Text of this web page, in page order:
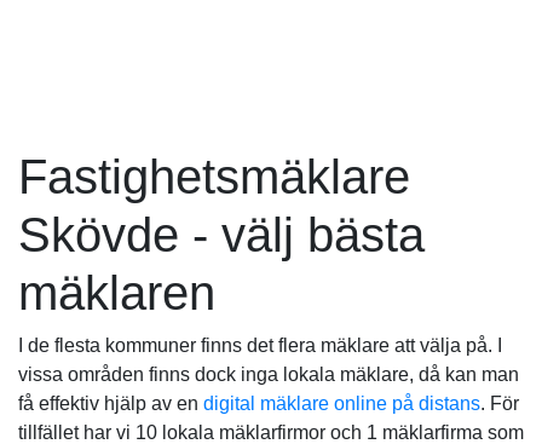
Fastighetsmäklare
Skövde - välj bästa
mäklaren
I de flesta kommuner finns det flera mäklare att välja på. I
vissa områden finns dock inga lokala mäklare, då kan man
få effektiv hjälp av en digital mäklare online på distans. För
tillfället har vi 10 lokala mäklarfirmor och 1 mäklarfirma som